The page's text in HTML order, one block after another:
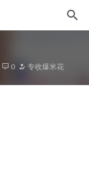
0 专收爆米花